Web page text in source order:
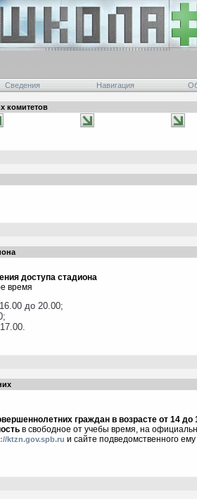
Сведения Навигация
комитетов
доступа стадиона
время
до 20.00;
граждан в возрасте от 14 до
в свободное от учебы время, на
ktzn.gov.spb.ru и сайте подведомственного ему